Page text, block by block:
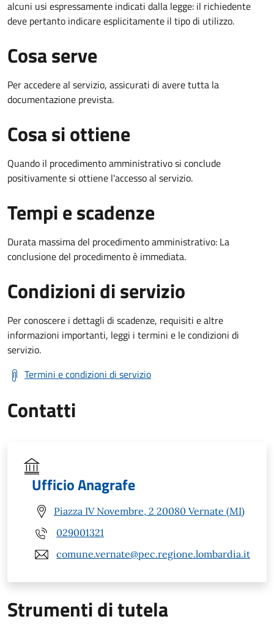
alcuni usi espressamente indicati dalla legge: il richiedente
deve pertanto indicare esplicitamente il tipo di utilizzo.
Cosa serve
Per accedere al servizio, assicurati di avere tutta la
documentazione prevista.
Cosa si ottiene
Quando il procedimento amministrativo si conclude
positivamente si ottiene l'accesso al servizio.
Tempi e scadenze
Durata massima del procedimento amministrativo: La
conclusione del procedimento è immediata.
Condizioni di servizio
Per conoscere i dettagli di scadenze, requisiti e altre
informazioni importanti, leggi i termini e le condizioni di
servizio.
Termini e condizioni di servizio
Contatti
Ufficio Anagrafe
Piazza IV Novembre, 2 20080 Vernate (MI)
029001321
comune.vernate@pec.regione.lombardia.it
Strumenti di tutela